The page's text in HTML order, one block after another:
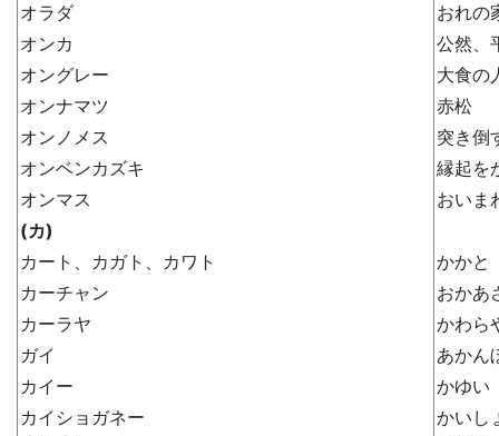
オラダ
おれの
オンカ
公然、
オングレー
大食の
オンナマツ
赤松
オンノメス
突き倒
オンベンカズキ
縁起を
オンマス
おいま
(カ)
カート、カガト、カワト
かかと
カーチャン
おかあ
カーラヤ
かわら
ガイ
あかん
カイー
かゆい
カイショガネー
かいし